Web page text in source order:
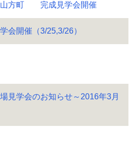
山方町 完成見学会開催
会開催（3/25,3/26）
見学会のお知らせ～2016年3月